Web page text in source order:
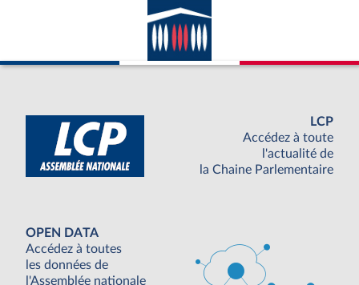
LCP
Accédez à toute
l'actualité de
la Chaine Parlementaire
OPEN DATA
Accédez à toutes
les données de
l'Assemblée nationale